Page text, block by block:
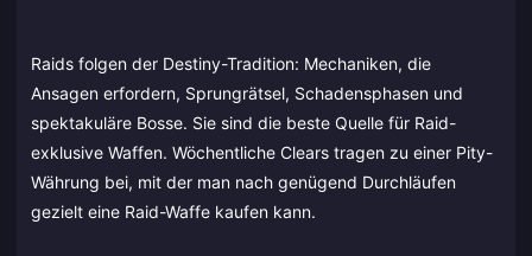
Raids folgen der Destiny-Tradition: Mechaniken, die
Ansagen erfordern, Sprungrätsel, Schadensphasen und
spektakuläre Bosse. Sie sind die beste Quelle für Raid-
exklusive Waffen. Wöchentliche Clears tragen zu einer Pity-
Währung bei, mit der man nach genügend Durchläufen
gezielt eine Raid-Waffe kaufen kann.